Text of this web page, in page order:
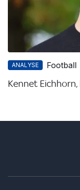
ANALYSE Football
Kennet